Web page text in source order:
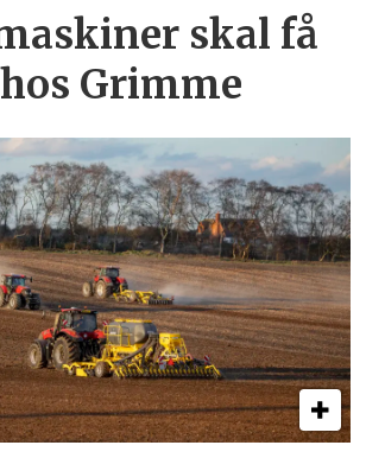
skal få
Grimme